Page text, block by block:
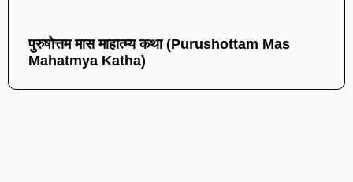
पुरुषोत्तम मास माहात्म्य कथा (Purushottam Mas
Mahatmya Katha)